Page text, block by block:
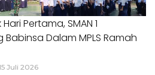
Pertama, SMAN 1
Dalam MPLS Ramah
Juli 2026